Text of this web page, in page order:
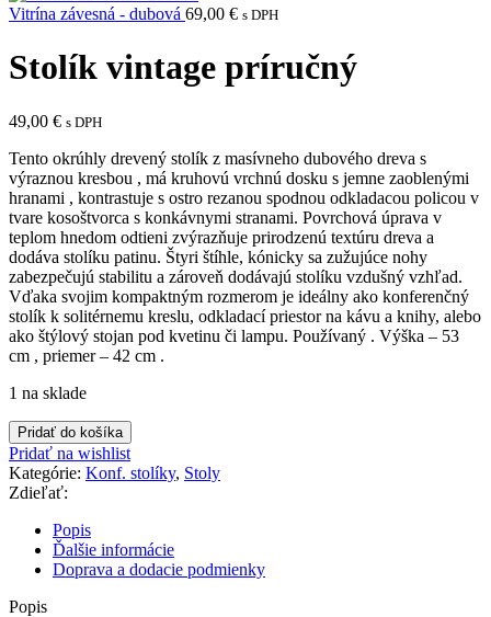
Vitrína závesná - dubová 69,00 € s DPH
Stolík vintage príručný
49,00 € s DPH
Tento okrúhly drevený stolík z masívneho dubového dreva s
výraznou kresbou , má kruhovú vrchnú dosku s jemne zaoblenými
hranami , kontrastuje s ostro rezanou spodnou odkladacou policou v
tvare kosoštvorca s konkávnymi stranami. Povrchová úprava v
teplom hnedom odtieni zvýrazňuje prirodzenú textúru dreva a
dodáva stolíku patinu. Štyri štíhle, kónicky sa zužujúce nohy
zabezpečujú stabilitu a zároveň dodávajú stolíku vzdušný vzhľad.
Vďaka svojim kompaktným rozmerom je ideálny ako konferenčný
stolík k solitérnemu kreslu, odkladací priestor na kávu a knihy, alebo
ako štýlový stojan pod kvetinu či lampu. Používaný . Výška – 53
cm , priemer – 42 cm .
1 na sklade
množstvo
Stolík
vintage
príručný
Pridať do košíka
Pridať na wishlist
Kategórie: Konf. stolíky, Stoly
Zdieľať:
Popis
Ďalšie informácie
Doprava a dodacie podmienky
Popis